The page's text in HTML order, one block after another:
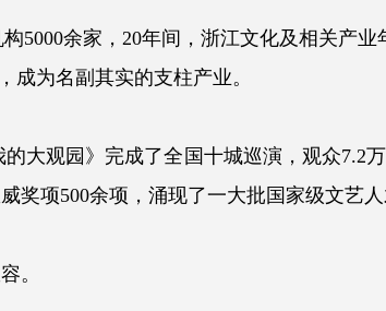
余家，20年间，浙江文化及相关产业
成为名副其实的支柱产业。
观园》完成了全国十城巡演，观众7.2万
奖项500余项，涌现了一大批国家级文艺人
。